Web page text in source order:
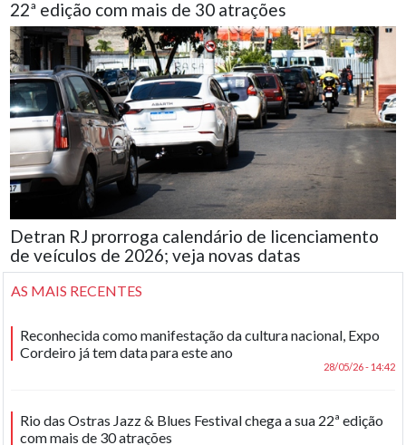
22ª edição com mais de 30 atrações
Detran RJ prorroga calendário de licenciamento
de veículos de 2026; veja novas datas
AS MAIS RECENTES
Reconhecida como manifestação da cultura nacional, Expo
Cordeiro já tem data para este ano
28/05/26 - 14:42
Rio das Ostras Jazz & Blues Festival chega a sua 22ª edição
com mais de 30 atrações